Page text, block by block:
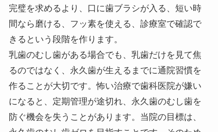
完璧を求めるより、口に歯ブラシが入る、短い時
間なら磨ける、フッ素を使える、診療室で確認で
きるという段階を作ります。
乳歯のむし歯がある場合でも、乳歯だけを見て焦
るのではなく、永久歯が生えるまでに通院習慣を
作ることが大切です。怖い治療で歯科医院が嫌い
になると、定期管理が途切れ、永久歯のむし歯を
防ぐ機会を失うことがあります。当院の目標は、